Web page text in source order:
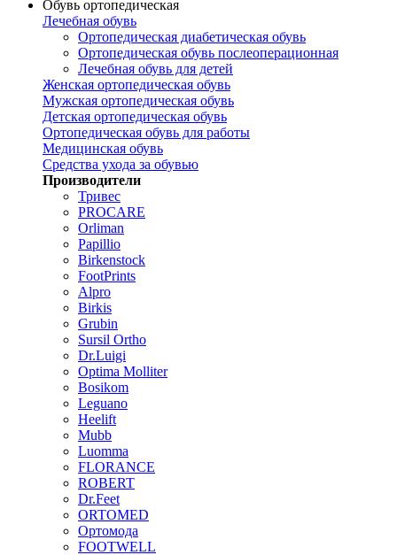
Обувь ортопедическая
Лечебная обувь
Ортопедическая диабетическая обувь
Ортопедическая обувь послеоперационная
Лечебная обувь для детей
Женская ортопедическая обувь
Мужская ортопедическая обувь
Детская ортопедическая обувь
Ортопедическая обувь для работы
Медицинская обувь
Средства ухода за обувью
Производители
Тривес
PROCARE
Orliman
Papillio
Birkenstock
FootPrints
Alpro
Birkis
Grubin
Sursil Ortho
Dr.Luigi
Optima Molliter
Bosikom
Leguano
Heelift
Mubb
Luomma
FLORANCE
ROBERT
Dr.Feet
ORTOMED
Ортомода
FOOTWELL